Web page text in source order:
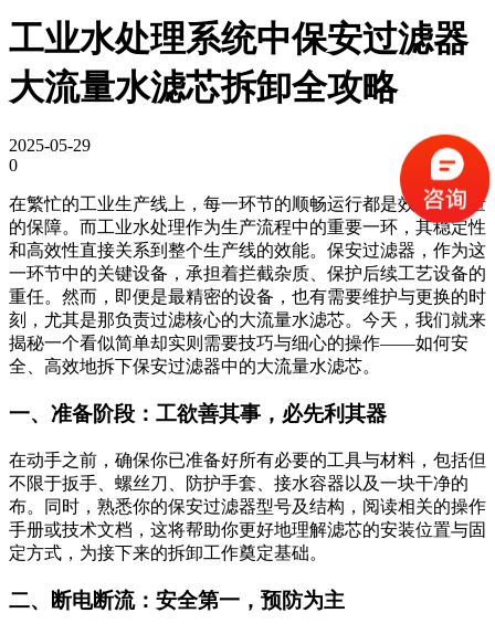
工业水处理系统中保安过滤器
大流量水滤芯拆卸全攻略
2025-05-29
0
在繁忙的工业生产线上，每一环节的顺畅运行都是效率与质量
的保障。而工业水处理作为生产流程中的重要一环，其稳定性
和高效性直接关系到整个生产线的效能。保安过滤器，作为这
一环节中的关键设备，承担着拦截杂质、保护后续工艺设备的
重任。然而，即便是最精密的设备，也有需要维护与更换的时
刻，尤其是那负责过滤核心的大流量水滤芯。今天，我们就来
揭秘一个看似简单却实则需要技巧与细心的操作——如何安
全、高效地拆下保安过滤器中的大流量水滤芯。
一、准备阶段：工欲善其事，必先利其器
在动手之前，确保你已准备好所有必要的工具与材料，包括但
不限于扳手、螺丝刀、防护手套、接水容器以及一块干净的
布。同时，熟悉你的保安过滤器型号及结构，阅读相关的操作
手册或技术文档，这将帮助你更好地理解滤芯的安装位置与固
定方式，为接下来的拆卸工作奠定基础。
二、断电断流：安全第一，预防为主